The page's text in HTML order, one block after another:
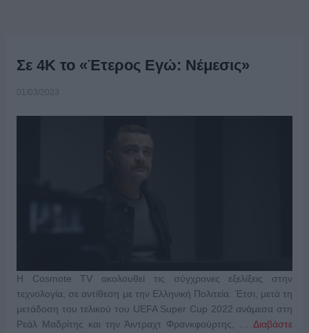
Σε 4Κ το «Έτερος Εγώ: Νέμεσις»
01/03/2023
Η Cosmote TV ακολουθεί τις σύγχρονες εξελίξεις στην
τεχνολογία, σε αντίθεση με την Ελληνική Πολιτεία. Έτσι, μετά τη
μετάδοση του τελικού του UEFA Super Cup 2022 ανάμεσα στη
Ρεάλ Μαδρίτης και την Άιντραχτ Φρανκφούρτης, …Διαβάστε